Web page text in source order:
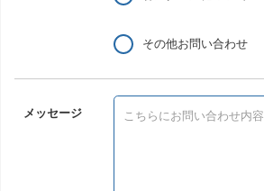
その他お問い合わせ
メッセージ